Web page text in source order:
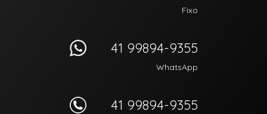
Fixo
41 99894-9355
WhatsApp
41 99894-9355